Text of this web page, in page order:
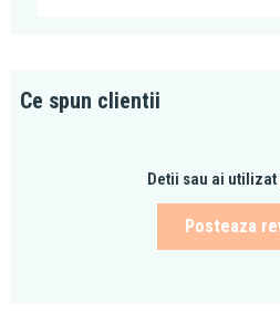
Ce spun clientii
Detii sau ai
Posteaza